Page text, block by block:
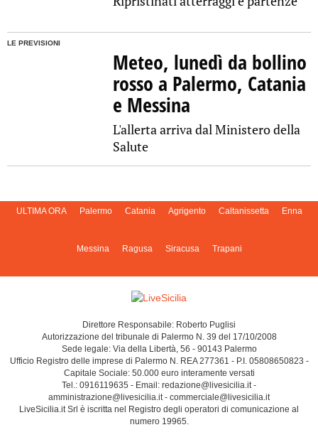
LE PREVISIONI
Meteo, lunedì da bollino
rosso a Palermo, Catania
e Messina
L'allerta arriva dal Ministero della
Salute
ULTIMA ORA Palermo Catania Agrigento Caltanissetta Enna
Messina Ragusa Siracusa Trapani
Direttore Responsabile: Roberto Puglisi
Autorizzazione del tribunale di Palermo N. 39 del 17/10/2008
Sede legale: Via della Libertà, 56 - 90143 Palermo
Ufficio Registro delle imprese di Palermo N. REA 277361 - P.I. 05808650823 -
Capitale Sociale: 50.000 euro interamente versati
Tel.: 0916119635 - Email: redazione@livesicilia.it -
amministrazione@livesicilia.it - commerciale@livesicilia.it
LiveSicilia.it Srl è iscritta nel Registro degli operatori di comunicazione al
numero 19965.